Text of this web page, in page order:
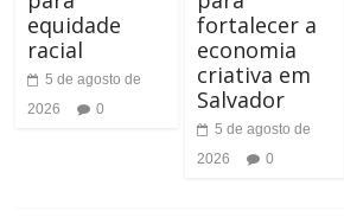
equidade
racial
5 de agosto de
2026
0
fortalecer a
economia
criativa em
Salvador
5 de agosto de
2026
0